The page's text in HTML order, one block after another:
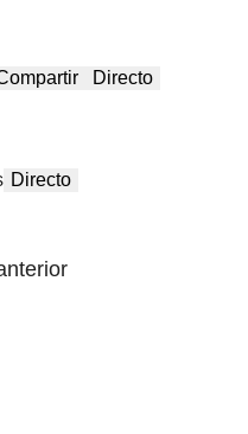
Directo
Directo